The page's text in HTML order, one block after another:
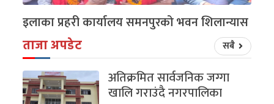
इलाका प्रहरी कार्यालय समनपुरको भवन शिलान्यास
ताजा अपडेट सबै
अतिक्रमित सार्वजनिक जग्गा
खालि गराउंदै नगरपालिका